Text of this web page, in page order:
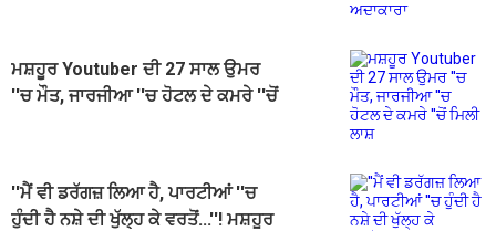
ਮਸ਼ਹੂਰ Youtuber ਦੀ 27 ਸਾਲ ਉਮਰ
''ਚ ਮੌਤ, ਜਾਰਜੀਆ ''ਚ ਹੋਟਲ ਦੇ ਕਮਰੇ ''ਚੋਂ
''ਮੈਂ ਵੀ ਡਰੱਗਜ਼ ਲਿਆ ਹੈ, ਪਾਰਟੀਆਂ ''ਚ
ਹੁੰਦੀ ਹੈ ਨਸ਼ੇ ਦੀ ਖੁੱਲ੍ਹ ਕੇ ਵਰਤੋਂ...''! ਮਸ਼ਹੂਰ